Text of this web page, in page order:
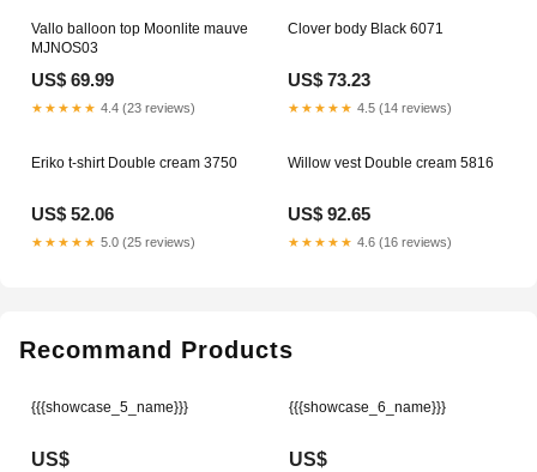
Vallo balloon top Moonlite mauve
MJNOS03
US$ 69.99
★★★★★ 4.4 (23 reviews)
Clover body Black 6071
US$ 73.23
★★★★★ 4.5 (14 reviews)
Eriko t-shirt Double cream 3750
US$ 52.06
★★★★★ 5.0 (25 reviews)
Willow vest Double cream 5816
US$ 92.65
★★★★★ 4.6 (16 reviews)
Recommand Products
{{{showcase_5_name}}}
US$
{{{showcase_6_name}}}
US$